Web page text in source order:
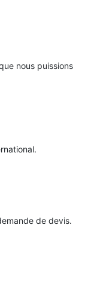
nous puissions
de devis.